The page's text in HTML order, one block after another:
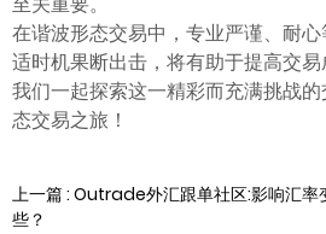
在谐波形态交易中，专业严谨、耐
适时机果断出击，将有助于提高交
我们一起探索这一精彩而充满挑战
态交易之旅！
上一篇 : Outrade外汇跟单社区:影响汇率
些？